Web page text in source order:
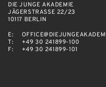
DIE JUNGE AKADEMIE
JÄGERSTRASSE 22/23
10117 BERLIN
E:
T:
+49 30 241899-100
F:
+49 30 241899-101